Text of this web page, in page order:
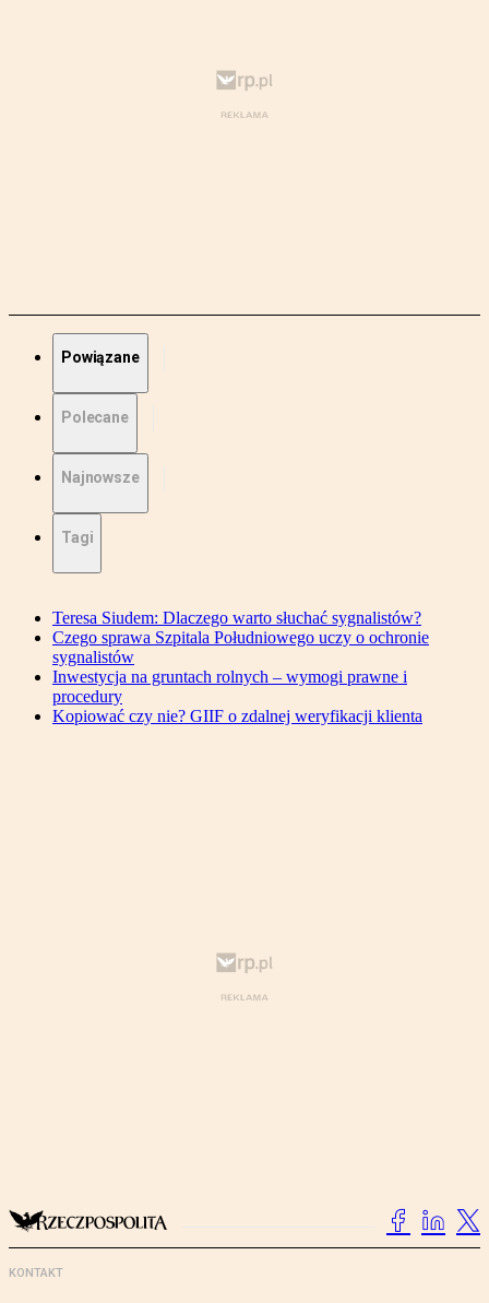
Powiązane
Polecane
Najnowsze
Tagi
Teresa Siudem: Dlaczego warto słuchać sygnalistów?
Czego sprawa Szpitala Południowego uczy o ochronie
sygnalistów
Inwestycja na gruntach rolnych – wymogi prawne i
procedury
Kopiować czy nie? GIIF o zdalnej weryfikacji klienta
KONTAKT